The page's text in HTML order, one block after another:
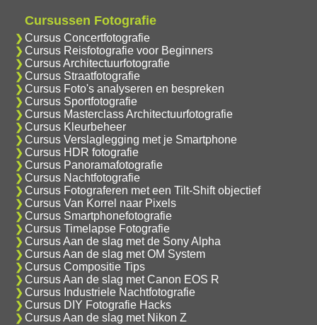
Cursussen Fotografie
Cursus Concertfotografie
Cursus Reisfotografie voor Beginners
Cursus Architectuurfotografie
Cursus Straatfotografie
Cursus Foto's analyseren en bespreken
Cursus Sportfotografie
Cursus Masterclass Architectuurfotografie
Cursus Kleurbeheer
Cursus Verslaglegging met je Smartphone
Cursus HDR fotografie
Cursus Panoramafotografie
Cursus Nachtfotografie
Cursus Fotograferen met een Tilt-Shift objectief
Cursus Van Korrel naar Pixels
Cursus Smartphonefotografie
Cursus Timelapse Fotografie
Cursus Aan de slag met de Sony Alpha
Cursus Aan de slag met OM System
Cursus Compositie Tips
Cursus Aan de slag met Canon EOS R
Cursus Industriele Nachtfotografie
Cursus DIY Fotografie Hacks
Cursus Aan de slag met Nikon Z